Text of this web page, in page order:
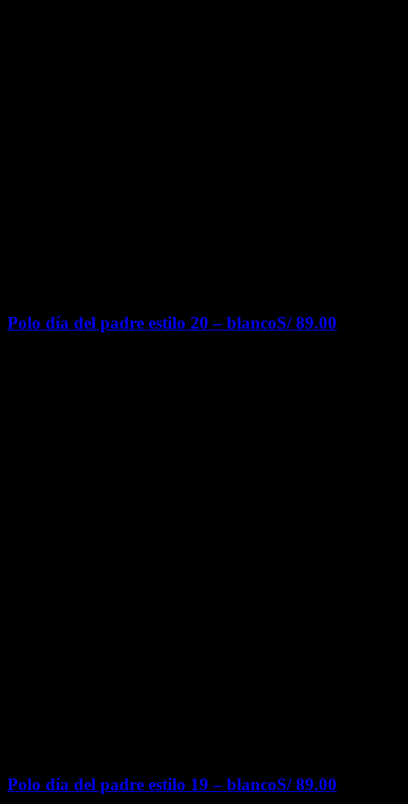
Polo día del padre estilo 20 – blancoS/89.00
Polo día del padre estilo 19 – blancoS/89.00